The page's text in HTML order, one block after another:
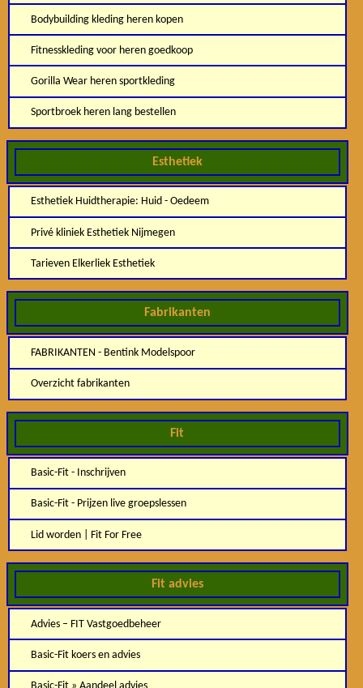
Bodybuilding kleding heren kopen
Fitnesskleding voor heren goedkoop
Gorilla Wear heren sportkleding
Sportbroek heren lang bestellen
Esthetiek
Esthetiek Huidtherapie: Huid - Oedeem
Privé kliniek Esthetiek Nijmegen
Tarieven Elkerliek Esthetiek
Fabrikanten
FABRIKANTEN - Bentink Modelspoor
Overzicht fabrikanten
Fit
Basic-Fit - Inschrijven
Basic-Fit - Prijzen live groepslessen
Lid worden | Fit For Free
Fit advies
Advies – FIT Vastgoedbeheer
Basic-Fit koers en advies